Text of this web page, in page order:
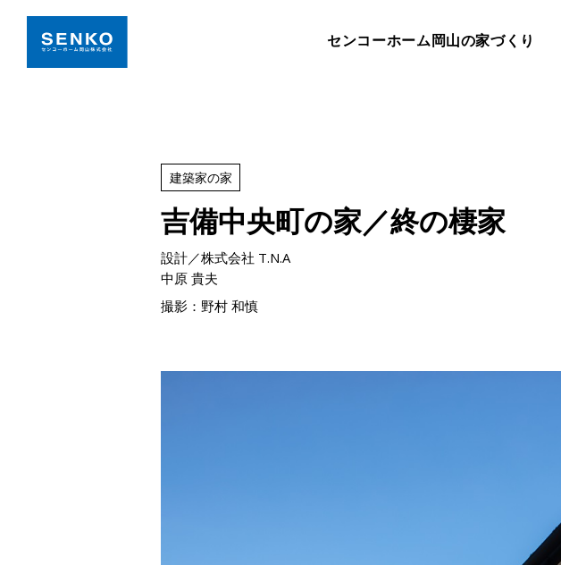
センコーホーム岡山の家づくり
建築家の家
吉備中央町の家／終の棲家
設計／株式会社 T.N.A
中原 貴夫
撮影：野村 和慎